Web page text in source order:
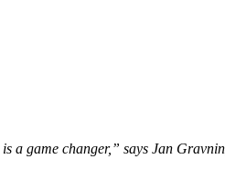
is a game changer,” says Jan